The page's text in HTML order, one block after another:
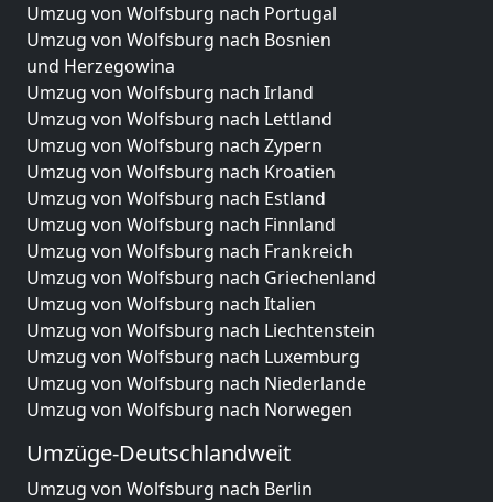
Umzug von Wolfsburg nach Portugal
Umzug von Wolfsburg nach Bosnien
und Herzegowina
Umzug von Wolfsburg nach Irland
Umzug von Wolfsburg nach Lettland
Umzug von Wolfsburg nach Zypern
Umzug von Wolfsburg nach Kroatien
Umzug von Wolfsburg nach Estland
Umzug von Wolfsburg nach Finnland
Umzug von Wolfsburg nach Frankreich
Umzug von Wolfsburg nach Griechenland
Umzug von Wolfsburg nach Italien
Umzug von Wolfsburg nach Liechtenstein
Umzug von Wolfsburg nach Luxemburg
Umzug von Wolfsburg nach Niederlande
Umzug von Wolfsburg nach Norwegen
Umzüge-Deutschlandweit
Umzug von Wolfsburg nach Berlin